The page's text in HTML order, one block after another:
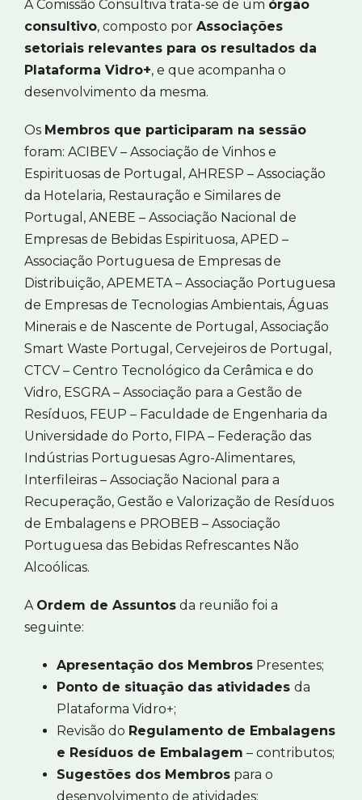
A Comissão Consultiva trata-se de um órgão
consultivo, composto por Associações
setoriais relevantes para os resultados da
Plataforma Vidro+, e que acompanha o
desenvolvimento da mesma.
Os Membros que participaram na sessão
foram: ACIBEV – Associação de Vinhos e
Espirituosas de Portugal, AHRESP – Associação
da Hotelaria, Restauração e Similares de
Portugal, ANEBE – Associação Nacional de
Empresas de Bebidas Espirituosa, APED –
Associação Portuguesa de Empresas de
Distribuição, APEMETA – Associação Portuguesa
de Empresas de Tecnologias Ambientais, Águas
Minerais e de Nascente de Portugal, Associação
Smart Waste Portugal, Cervejeiros de Portugal,
CTCV – Centro Tecnológico da Cerâmica e do
Vidro, ESGRA – Associação para a Gestão de
Resíduos, FEUP – Faculdade de Engenharia da
Universidade do Porto, FIPA – Federação das
Indústrias Portuguesas Agro-Alimentares,
Interfileiras – Associação Nacional para a
Recuperação, Gestão e Valorização de Resíduos
de Embalagens e PROBEB – Associação
Portuguesa das Bebidas Refrescantes Não
Alcoólicas.
A Ordem de Assuntos da reunião foi a
seguinte:
Apresentação dos Membros Presentes;
Ponto de situação das atividades da
Plataforma Vidro+;
Revisão do Regulamento de Embalagens
e Resíduos de Embalagem – contributos;
Sugestões dos Membros para o
desenvolvimento de atividades;